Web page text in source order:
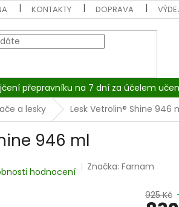
KONTAKTY DOPRAVA
přepravníku na 7 dní za účelem
a lesky Lesk Vetrolin® Shine 946
946 ml
hodnocení Značka:Farnam
925 Kč